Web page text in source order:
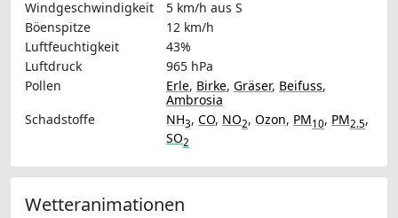
Windgeschwindigkeit
5 km/h aus S
Böenspitze
12 km/h
Luftfeuchtigkeit
43%
Luftdruck
965 hPa
Pollen
Erle, Birke, Gräser, Beifuss,
Ambrosia
Schadstoffe
NH3, CO, NO2, Ozon, PM10, PM2.5,
SO2
Wetteranimationen